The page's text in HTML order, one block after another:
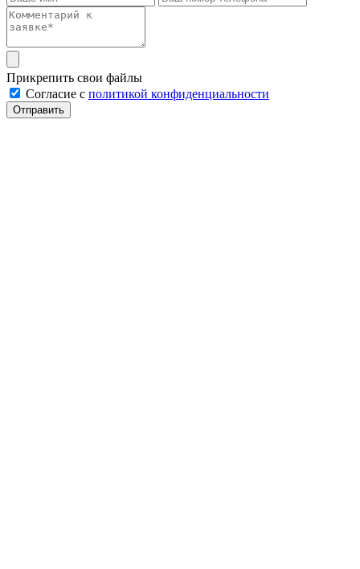
Прикрепить свои файлы
Cогласие с политикой конфиденциальности
Отправить